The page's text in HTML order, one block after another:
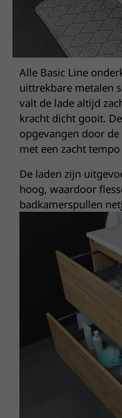
Alle Basic Line
uittrekbare metalen
valt de lade altijd
kracht dicht gooit.
opgevangen door
met een zacht
De laden zijn
hoog, waardoor
badkamerspullen